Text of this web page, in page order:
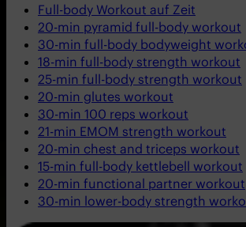
Full-body Workout auf Zeit
20-min pyramid full-body workout
30-min full-body bodyweight
18-min full-body strength workout
25-min full-body strength workout
20-min glutes workout
30-min 100 reps workout
21-min EMOM strength workout
20-min chest and triceps workout
15-min full-body kettlebell workout
20-min functional partner workout
30-min lower-body strength